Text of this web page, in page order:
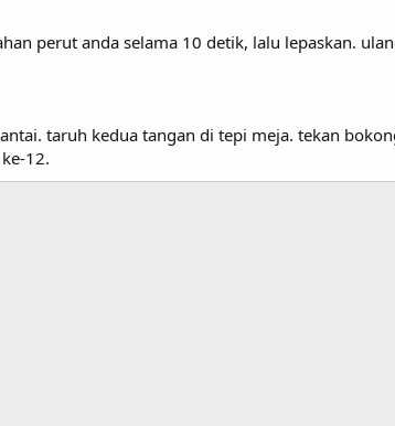
perut anda selama 10 detik, lalu lepaskan.
taruh kedua tangan di tepi meja. tekan
12.